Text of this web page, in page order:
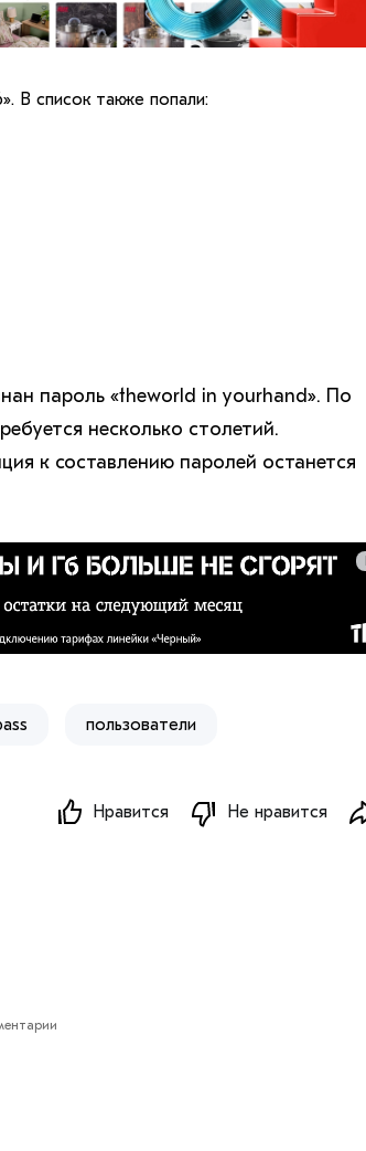
В список также попали:
пароль «theworld in yourhand». По
несколько столетий.
к составлению паролей останется
​пользователи
Нравится Не нравится